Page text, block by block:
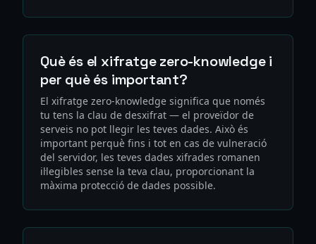
Què és el xifratge zero-knowledge i
per què és important?
El xifratge zero-knowledge significa que només
tu tens la clau de desxifrat — el proveïdor de
serveis no pot llegir les teves dades. Això és
important perquè fins i tot en cas de vulneració
del servidor, les teves dades xifrades romanen
il·legibles sense la teva clau, proporcionant la
màxima protecció de dades possible.